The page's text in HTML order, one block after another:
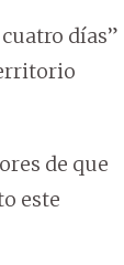
días”
de que
este